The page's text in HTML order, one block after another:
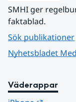
SMHI ger
faktablad.
Sök publikationer
Nyhetsbladet
Väderappar